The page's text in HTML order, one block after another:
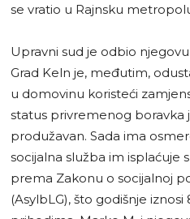
se vratio u Rajnsku
Upravni sud je odbio
Grad Keln je, međutim,
u domovinu koristeći
status privremenog boravka
produžavan. Sada ima
socijalna služba im isplaćuje
prema Zakonu o socijalnoj
(AsylbLG), što godišnje